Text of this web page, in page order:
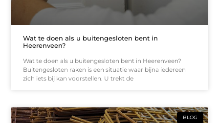
Wat te doen als u buitengesloten bent in
Heerenveen?
Wat te doen als u buitengesloten bent in Heerenveen?
Buitengesloten raken is een situatie waar bijna iedereen
zich iets bij kan voorstellen. U trekt de
BLOG